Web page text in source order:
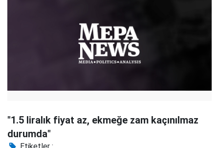
"1.5 liralık fiyat az, ekmeğe zam kaçınılmaz
durumda"